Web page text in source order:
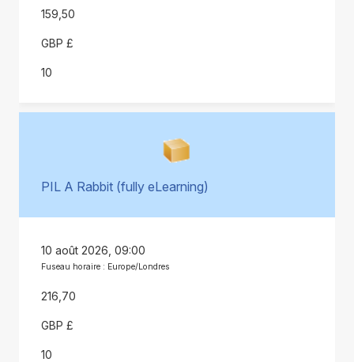
159,50
GBP £
10
PIL A Rabbit (fully eLearning)
10 août 2026, 09:00
Fuseau horaire : Europe/Londres
216,70
GBP £
10